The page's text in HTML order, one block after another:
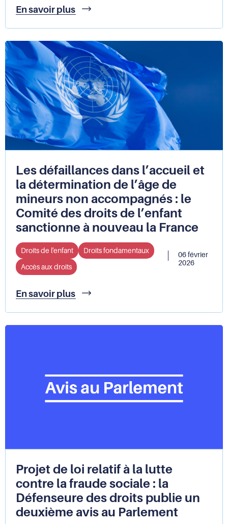
En savoir plus
Accès
droits
des
personnes
en
situation
de
précarité
:
que
retenir
de
l'enquête
Les défaillances dans l’accueil et
la détermination de l’âge de
mineurs non accompagnés : le
Comité des droits de l’enfant
sanctionne à nouveau la France
Droits de l'enfant
Droits fondamentaux
Accès aux droits
06 février
2026
En savoir plus
Les
dans
l’accueil
l’âge
de
mineurs
droits
de
l’enfant
sanctionne
à
nouveau
Projet de loi relatif à la lutte
contre la fraude sociale : la
Défenseure des droits publie un
deuxième avis au Parlement